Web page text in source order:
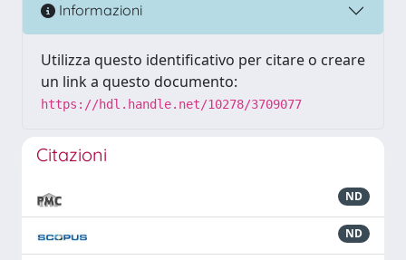
Informazioni
Utilizza questo identificativo per citare o creare
un link a questo documento:
https://hdl.handle.net/10278/3709077
Citazioni
ND
ND